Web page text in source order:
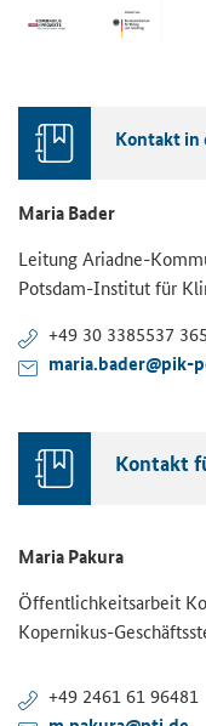
Kontakt in
Maria Bader
Leitung Ariadne-
Potsdam-Institut für
+49 30 3385537 365
maria.bader@pik-
Kontakt
Maria Pakura
Öffentlichkeitsarbeit
Kopernikus-
+49 2461 61 96481